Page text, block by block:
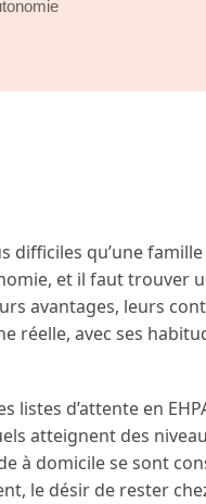
difficiles qu’une
et il faut trouver
avantages, leurs
réelle, avec ses
listes d’attente en
atteignent des
à domicile se sont
le désir de rester